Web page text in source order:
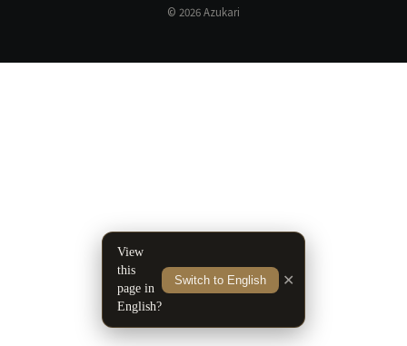
© 2026 Azukari
View
this
page in
English?
Switch to English ✕